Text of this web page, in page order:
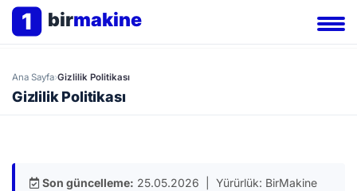
1 birmakine
Ana Sayfa›Gizlilik Politikası
Gizlilik Politikası
Son güncelleme: 25.05.2026 | Yürürlük: BirMakine